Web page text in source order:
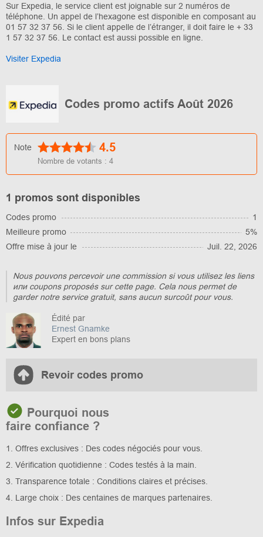
Sur Expedia, le service client est joignable sur 2 numéros de
téléphone. Un appel de l’hexagone est disponible en composant au
01 57 32 37 56. Si le client appelle de l’étranger, il doit faire le + 33
1 57 32 37 56. Le contact est aussi possible en ligne.
Visiter Expedia
Codes promo actifs Août 2026
Note 4.5
Nombre de votants : 4
1 promos sont disponibles
Codes promo
1
Meilleure promo
5%
Offre mise à jour le
Juil. 22, 2026
Nous pouvons percevoir une commission si vous utilisez les liens
или coupons proposés sur cette page. Cela nous permet de
garder notre service gratuit, sans aucun surcoût pour vous.
Édité par
Ernest Gnamke
Expert en bons plans
Revoir codes promo
Pourquoi nous
faire confiance ?
1. Offres exclusives : Des codes négociés pour vous.
2. Vérification quotidienne : Codes testés à la main.
3. Transparence totale : Conditions claires et précises.
4. Large choix : Des centaines de marques partenaires.
Infos sur Expedia